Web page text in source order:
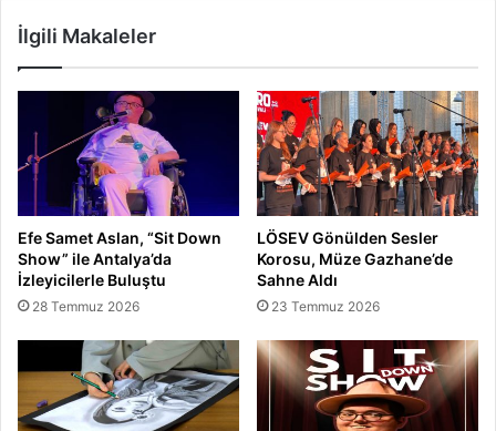
İlgili Makaleler
Efe Samet Aslan, “Sit Down
Show” ile Antalya’da
İzleyicilerle Buluştu
28 Temmuz 2026
LÖSEV Gönülden Sesler
Korosu, Müze Gazhane’de
Sahne Aldı
23 Temmuz 2026